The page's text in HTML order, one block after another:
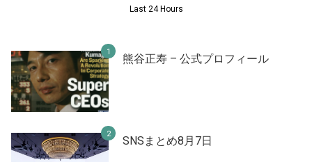
Last 24 Hours
熊谷正寿 – 公式プロフィール
SNSまとめ8月7日